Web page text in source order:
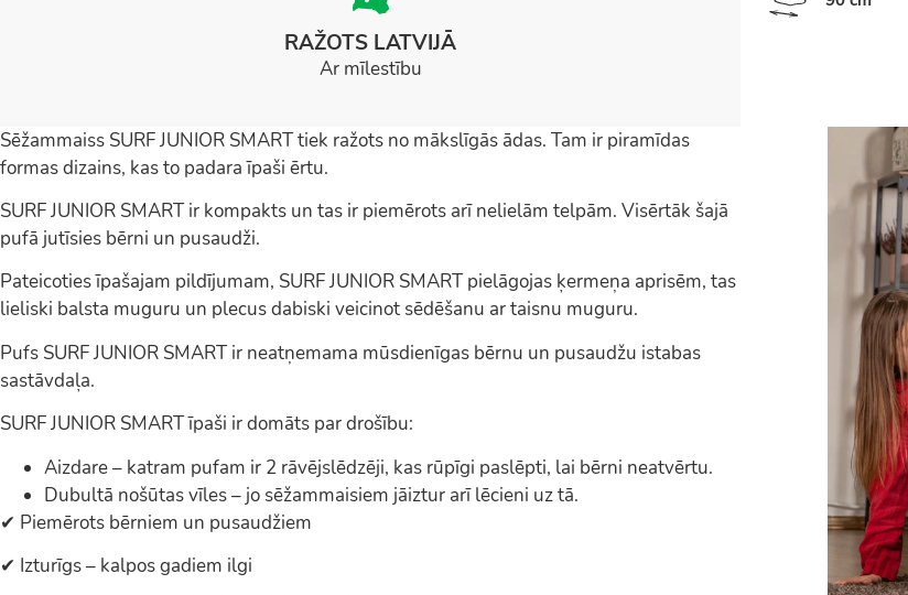
RAŽOTS LATVIJĀ
Ar mīlestību
Sēžammaiss SURF JUNIOR SMART tiek ražots no mākslīgās ādas. Tam ir piramīdas
formas dizains, kas to padara īpaši ērtu.
SURF JUNIOR SMART ir kompakts un tas ir piemērots arī nelielām telpām. Visērtāk šajā
pufā jutīsies bērni un pusaudži.
Pateicoties īpašajam pildījumam, SURF JUNIOR SMART pielāgojas ķermeņa aprisēm, tas
lieliski balsta muguru un plecus dabiski veicinot sēdēšanu ar taisnu muguru.
Pufs SURF JUNIOR SMART ir neatņemama mūsdienīgas bērnu un pusaudžu istabas
sastāvdaļa.
SURF JUNIOR SMART īpaši ir domāts par drošību:
Aizdare – katram pufam ir 2 rāvējslēdzēji, kas rūpīgi paslēpti, lai bērni neatvērtu.
Dubultā nošūtas vīles – jo sēžammaisiem jāiztur arī lēcieni uz tā.
✔ Piemērots bērniem un pusaudžiem
✔ Izturīgs – kalpos gadiem ilgi